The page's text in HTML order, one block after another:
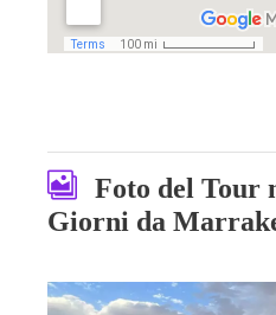
Foto del Tour
Giorni da